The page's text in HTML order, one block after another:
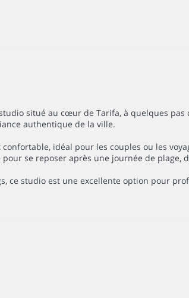
situé au cœur de Tarifa, à quelques
authentique de la ville.
idéal pour les couples ou les
se reposer après une journée de plage,
ce studio est une excellente option pour